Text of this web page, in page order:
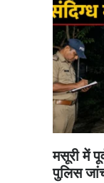
मसूरी में
पुलिस